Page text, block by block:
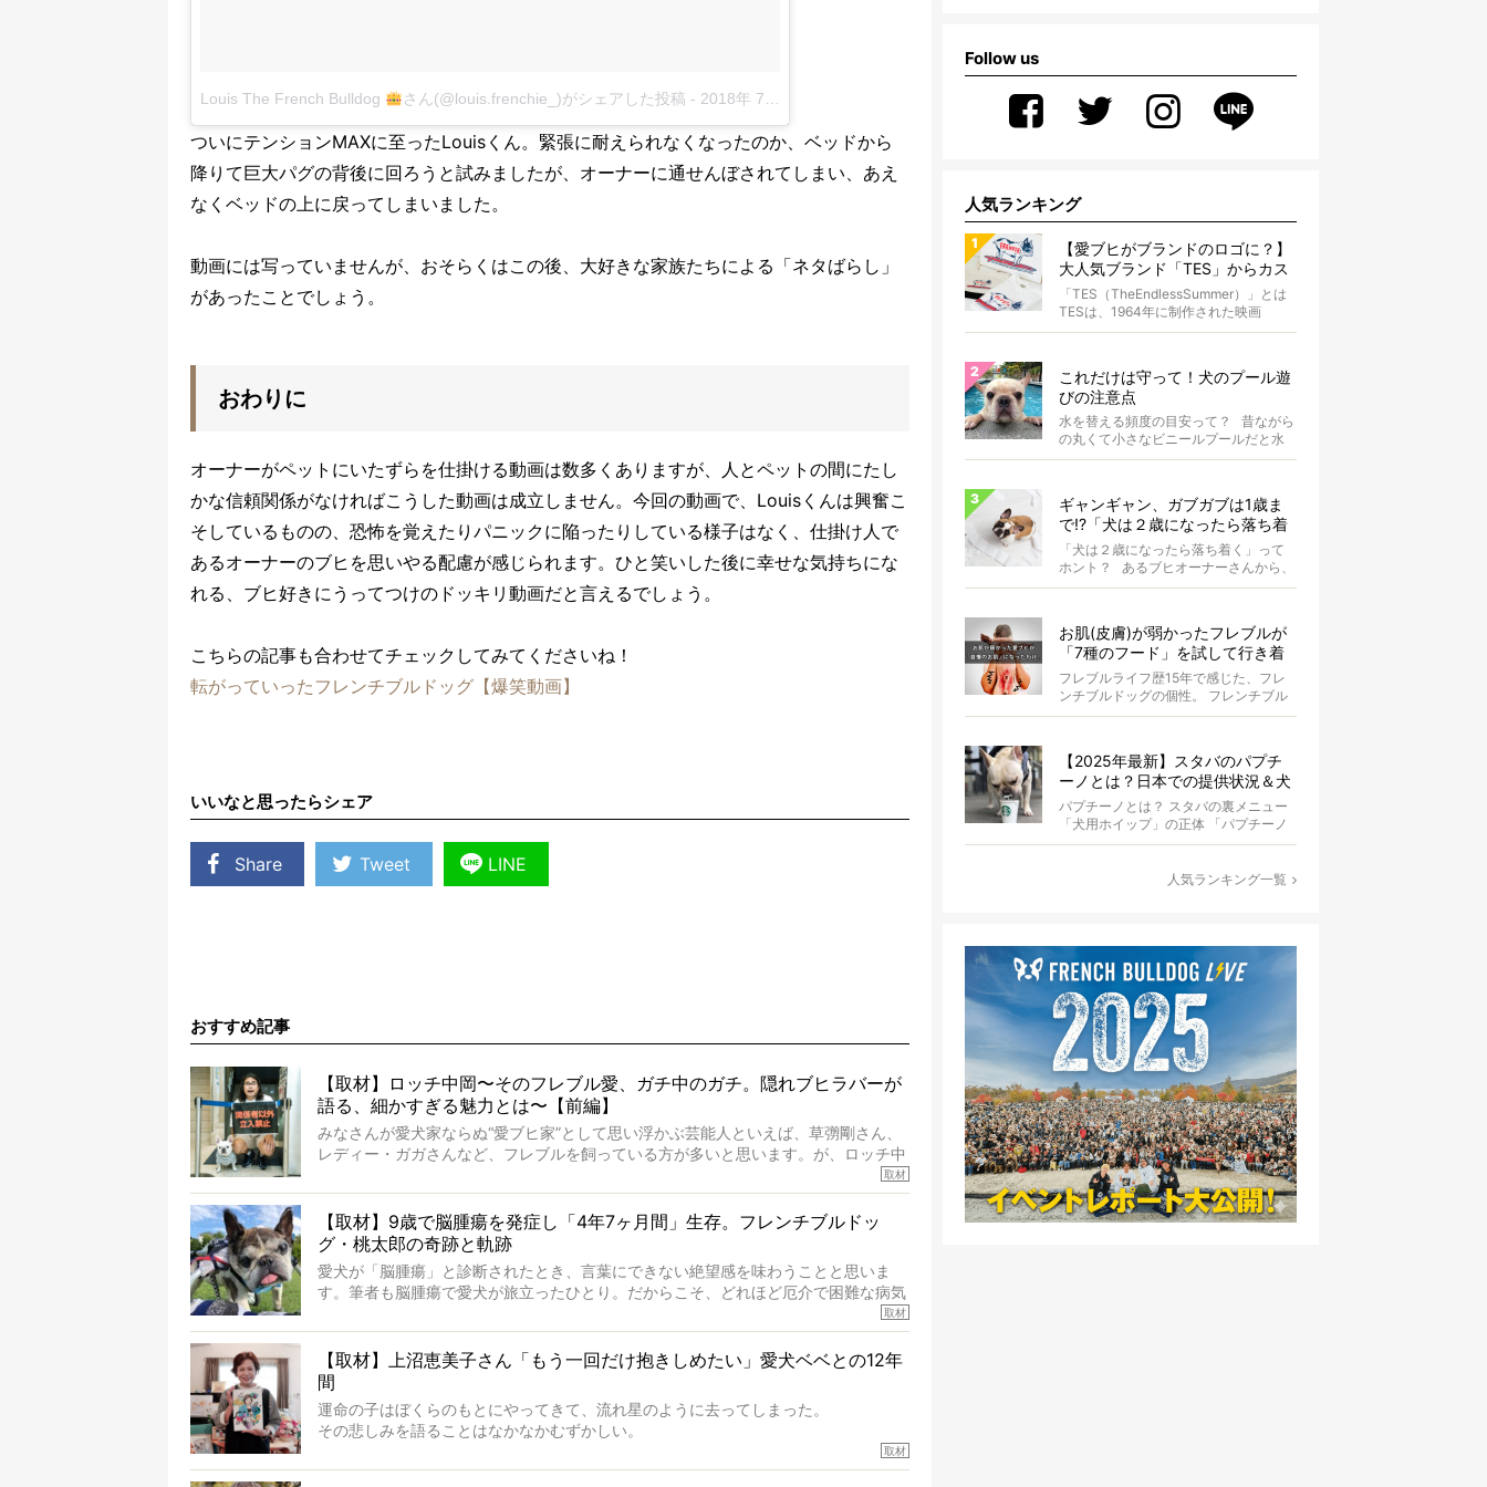
Louis The French Bulldog さん(@louis.frenchie_)がシェアした投稿 - 2018年 7月月10日午前1時40分PDT
ついにテンションMAXに至ったLouisくん。緊張に耐えられなくなったのか、ベッドから
降りて巨大パグの背後に回ろうと試みましたが、オーナーに通せんぼされてしまい、あえ
なくベッドの上に戻ってしまいました。
動画には写っていませんが、おそらくはこの後、大好きな家族たちによる「ネタばらし」
があったことでしょう。
おわりに
オーナーがペットにいたずらを仕掛ける動画は数多くありますが、人とペットの間にたし
かな信頼関係がなければこうした動画は成立しません。今回の動画で、Louisくんは興奮こ
そしているものの、恐怖を覚えたりパニックに陥ったりしている様子はなく、仕掛け人で
あるオーナーのブヒを思いやる配慮が感じられます。ひと笑いした後に幸せな気持ちにな
れる、ブヒ好きにうってつけのドッキリ動画だと言えるでしょう。
こちらの記事も合わせてチェックしてみてくださいね！
転がっていったフレンチブルドッグ【爆笑動画】
いいなと思ったらシェア
Share Tweet LINE
おすすめ記事
【取材】ロッチ中岡〜そのフレブル愛、ガチ中のガチ。隠れブヒラバーが
語る、細かすぎる魅力とは〜【前編】
みなさんが愛犬家ならぬ“愛ブヒ家”として思い浮かぶ芸能人といえば、草彅剛さん、
レディー・ガガさんなど、フレブルを飼っている方が多いと思います。が、ロッチ中
岡さんも、じつは大のフレブルラバーだというのをご存知ですか？ フレブルを飼っ
ていないのにもかかわらず、中岡さんのインスタグラムを覗くと、たくさんのフレブ
ルアカウントがフォローされていて、わが『FRENCH BULLDOG LIFE』モデルのnico
やトーラスも、その中の一頭。
そんな中岡さんに、フレブルの魅力を語っていただきました。そのブヒ愛っぷりは、
思ってた以上！ ガチ中のガチでした!?
取材
【取材】9歳で脳腫瘍を発症し「4年7ヶ月間」生存。フレンチブルドッ
グ・桃太郎の奇跡と軌跡
愛犬が「脳腫瘍」と診断されたとき、言葉にできない絶望感を味わうことと思いま
す。筆者も脳腫瘍で愛犬が旅立ったひとり。だからこそ、どれほど厄介で困難な病気
かを理解をしているつもりです。「発症から1年生存すれば素晴らしい」とされるこ
の病気。
ところが、フレンチブルドッグの桃太郎は9歳で脳腫瘍を発症し、なんと4年7ヶ月間
も生き抜いたのです。旅立ったときの年齢は13歳と11ヶ月、レジェンド級のレジェン
ドでした。さらには、治療後3年間は一度も発作が起きなかったといいます。
この事実はフレンチブルドッグだけでなく、脳腫瘍と闘う多くの犬たちに勇気と希望
を与えるに違いありません。桃太郎のオーナーである佐藤さんご夫婦に、治療の選択
取材
【取材】上沼恵美子さん「もう一回だけ抱きしめたい」愛犬ベベとの12年
間
運命の子はぼくらのもとにやってきて、流れ星のように去ってしまった。
その悲しみを語ることはなかなかむずかしい。
けれども、ぼくらはそのことについて考えたいし、泣き出しそうな飼い主さんを目の
前にして、ほんのすこしでも寄り添いたいと思う。
取材
Follow us
人気ランキング
【愛ブヒがブランドのロゴに？】
大人気ブランド「TES」からカス
タムオーダーが誕生！
「TES（TheEndlessSummer）」とは
TESは、1964年に制作された映画
『The...
これだけは守って！犬のプール遊
びの注意点
水を替える頻度の目安って？ 昔ながら
の丸くて小さなビニールプールだと水
替えもさほど手間ではないけ...
ギャンギャン、ガブガブは1歳ま
で!?「犬は２歳になったら落ち着
く」という都市伝説は本当？
「犬は２歳になったら落ち着く」って
ホント？ あるブヒオーナーさんから、
こんな質問がありました。...
お肌(皮膚)が弱かったフレブルが
「7種のフード」を試して行き着
いた「病院知らず」の実体験
フレブルライフ歴15年で感じた、フレ
ンチブルドッグの個性。 フレンチブル
ドッグと暮らしはじめて15年になる筆
【2025年最新】スタバのパプチ
ーノとは？日本での提供状況＆犬
同伴OK店舗一覧も紹介！
パプチーノとは？ スタバの裏メニュー
「犬用ホイップ」の正体 「パプチーノ
（Puppuccino）」とは、紙コッ...
人気ランキング一覧